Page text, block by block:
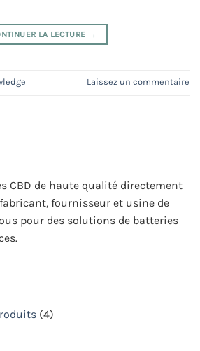
LA LECTURE →
Laissez un commentaire
CBD de haute qualité directement
fournisseur et usine de
pour des solutions de batteries
(4)